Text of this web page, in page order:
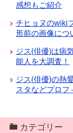
感想もご紹介
チヒョヌのwiki
形前の画像につ
ジス(俳優)は病
能人を大調査！
ジス(俳優)の熱
スタなどプロフ
カテゴリー